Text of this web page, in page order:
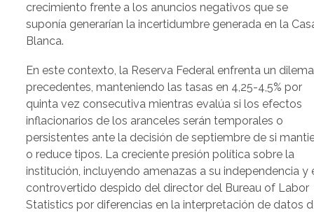
crecimiento frente a los anuncios negativos que se
suponía generarían la incertidumbre generada en la
Blanca.
En este contexto, la Reserva Federal enfrenta un
precedentes, manteniendo las tasas en 4,25-4,5% por
quinta vez consecutiva mientras evalúa si los efectos
inflacionarios de los aranceles serán temporales o
persistentes ante la decisión de septiembre de si
o reduce tipos. La creciente presión política sobre la
institución, incluyendo amenazas a su independencia y
controvertido despido del director del Bureau of Labor
Statistics por diferencias en la interpretación de datos